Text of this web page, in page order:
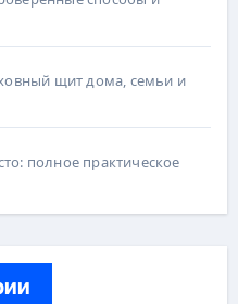
щит дома, семьи и
полное практическое